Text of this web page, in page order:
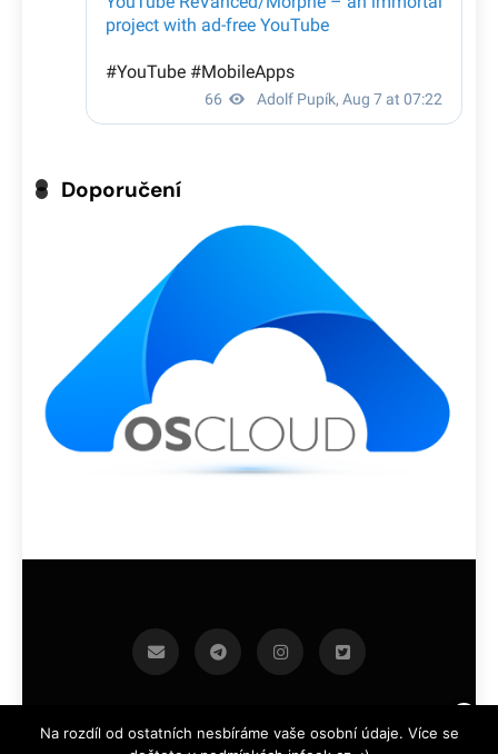
Doporučení
infoek.cz 2026.Developed By BlazeThemes .
Na rozdíl od ostatních nesbíráme vaše osobní údaje. Více se